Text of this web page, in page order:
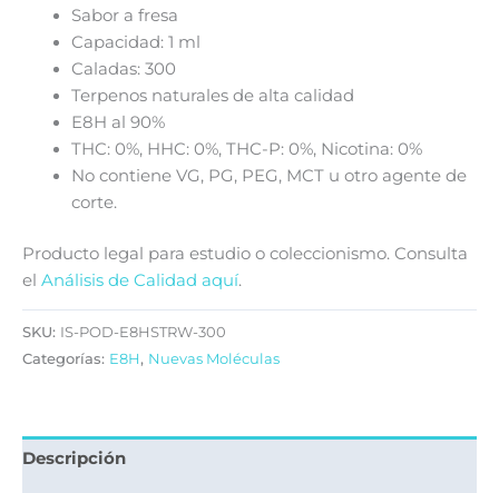
Sabor a fresa
Capacidad: 1 ml
Caladas: 300
Terpenos naturales de alta calidad
E8H al 90%
THC: 0%, HHC: 0%, THC-P: 0%, Nicotina: 0%
No contiene VG, PG, PEG, MCT u otro agente de
corte.
Producto legal para estudio o coleccionismo. Consulta
el Análisis de Calidad aquí.
SKU: IS-POD-E8HSTRW-300
Categorías: E8H, Nuevas Moléculas
Descripción